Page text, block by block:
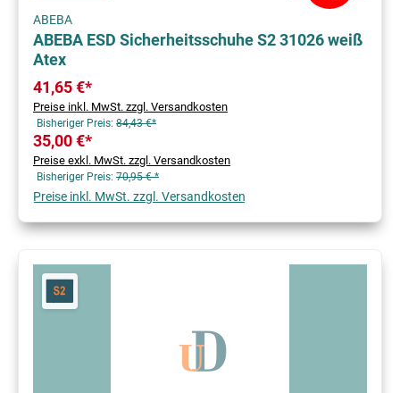
ABEBA
ABEBA ESD Sicherheitsschuhe S2 31026 weiß
Atex
41,65 €*
Preise inkl. MwSt. zzgl. Versandkosten
Bisheriger Preis: 84,43 €*
35,00 €*
Preise exkl. MwSt. zzgl. Versandkosten
Bisheriger Preis: 70,95 € *
Preise inkl. MwSt. zzgl. Versandkosten